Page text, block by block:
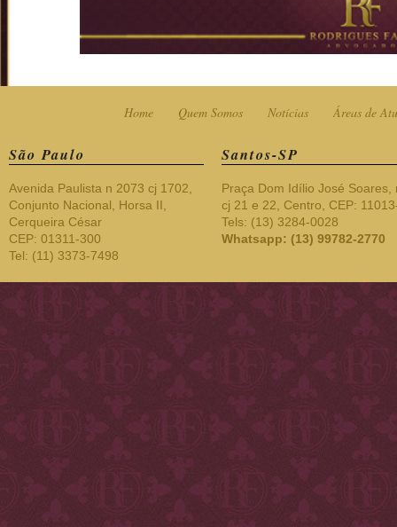
Home Quem Somos Notícias Áreas de
São Paulo
Avenida Paulista n 2073 cj 1702,
Conjunto Nacional, Horsa II,
Cerqueira César
CEP: 01311-300
Tel: (11) 3373-7498
Santos-SP
Praça Dom Idílio José Soares,
cj 21 e 22, Centro, CEP:
Tels: (13) 3284-0028
Whatsapp: (13) 99782-2770